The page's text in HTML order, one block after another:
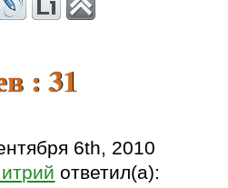
: 31
6th, 2010
ответил(а):